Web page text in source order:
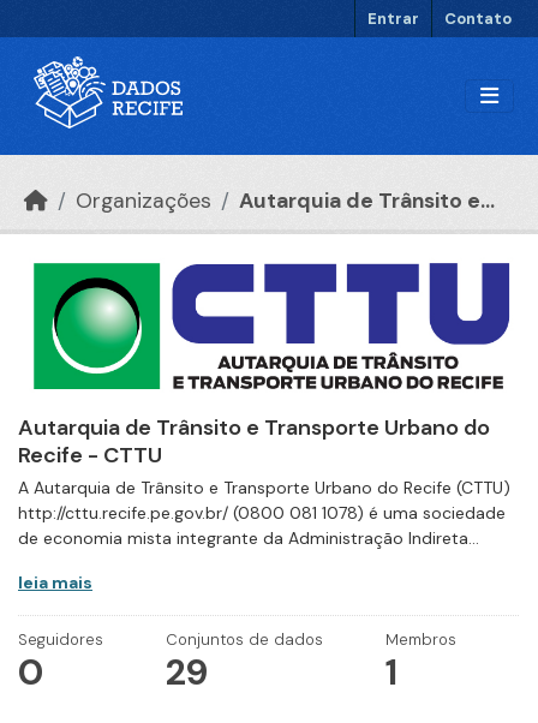
Entrar Contato
Organizações Autarquia de Trânsito e...
Autarquia de Trânsito e Transporte Urbano do
Recife - CTTU
A Autarquia de Trânsito e Transporte Urbano do Recife (CTTU)
http://cttu.recife.pe.gov.br/ (0800 081 1078) é uma sociedade
de economia mista integrante da Administração Indireta...
leia mais
Seguidores
0
Conjuntos de dados
29
Membros
1